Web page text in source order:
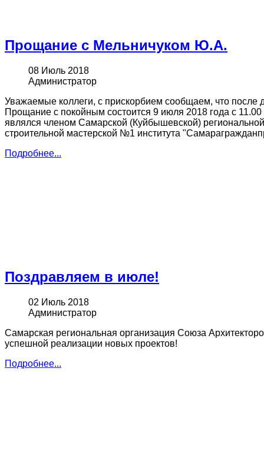
Прощание с Мельничуком Ю.А.
08 Июль 2018
Администратор
Уважаемые коллеги, с прискорбием сообщаем, что после
Прощание с покойным состоится 9 июля 2018 года с
являлся членом Самарской (Куйбышевской)
строительной мастерской №1 института
Подробнее...
Поздравляем в июле!
02 Июль 2018
Администратор
Самарская региональная организация Союза
успешной реализации новых проектов!
Подробнее...